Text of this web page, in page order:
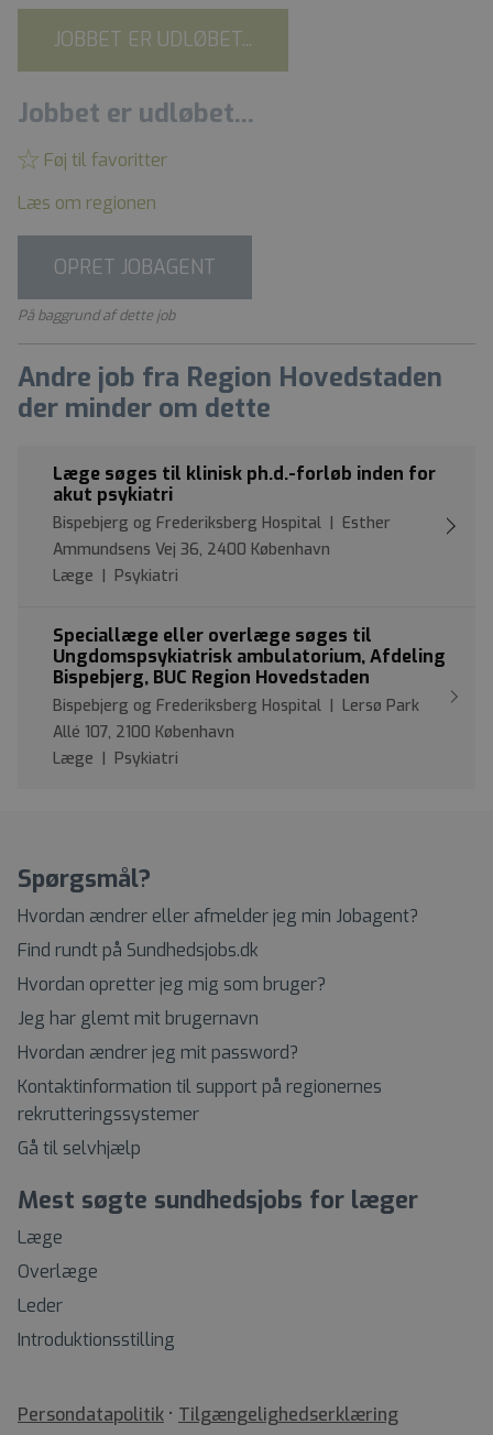
JOBBET ER UDLØBET...
Jobbet er udløbet...
Føj til favoritter
Læs om regionen
OPRET JOBAGENT
På baggrund af dette job
Andre job fra Region Hovedstaden
der minder om dette
Læge søges til klinisk ph.d.-forløb inden for
akut psykiatri
Bispebjerg og Frederiksberg Hospital | Esther
Ammundsens Vej 36, 2400 København
Læge | Psykiatri
Speciallæge eller overlæge søges til
Ungdomspsykiatrisk ambulatorium, Afdeling
Bispebjerg, BUC Region Hovedstaden
Bispebjerg og Frederiksberg Hospital | Lersø Park
Allé 107, 2100 København
Læge | Psykiatri
Spørgsmål?
Hvordan ændrer eller afmelder jeg min Jobagent?
Find rundt på Sundhedsjobs.dk
Hvordan opretter jeg mig som bruger?
Jeg har glemt mit brugernavn
Hvordan ændrer jeg mit password?
Kontaktinformation til support på regionernes
rekrutteringssystemer
Gå til selvhjælp
Mest søgte sundhedsjobs for læger
Læge
Overlæge
Leder
Introduktionsstilling
• Tilgængelighedserklæring